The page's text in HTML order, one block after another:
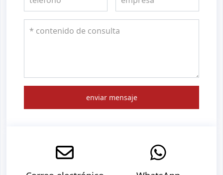
enviar mensaje